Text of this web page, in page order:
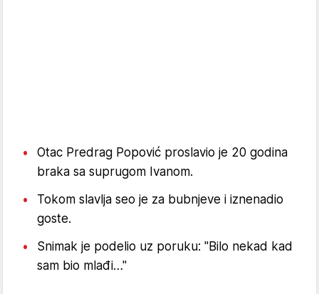
Otac Predrag Popović proslavio je 20 godina
braka sa suprugom Ivanom.
Tokom slavlja seo je za bubnjeve i iznenadio
goste.
Snimak je podelio uz poruku: "Bilo nekad kad
sam bio mlađi…"